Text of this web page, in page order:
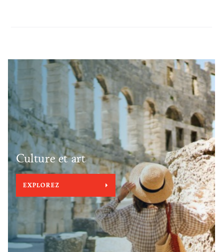
Culture et art
EXPLOREZ